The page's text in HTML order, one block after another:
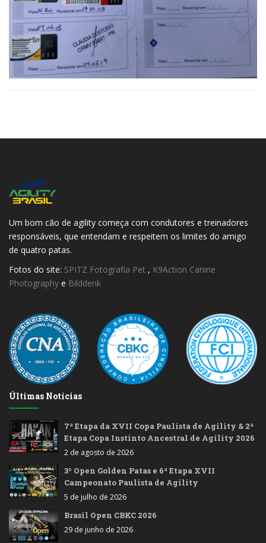
Um bom cão de agility começa com condutores e treinadores
responsáveis, que entendam e respeitem os limites do amigo
de quatro patas.
Fotos do site: SPITZ Fotografia Pet , K9Action Canine
Photography e Bilddenk
Últimas Notícias
7ª Etapa da XVII Copa Paulista de Agility & 2ª
Etapa Copa Instinto Ancestral de Agility 2026
2 de agosto de 2026
3º Open Golden Patas e 6ª Etapa XVII
Campeonato Paulista de Agility
5 de julho de 2026
Brasil Open CBKC 2026
29 de junho de 2026